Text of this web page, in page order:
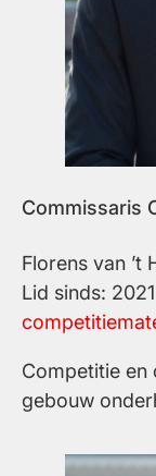
Commissaris
Florens van ’t
Lid sinds: 2021
Competitie en
gebouw